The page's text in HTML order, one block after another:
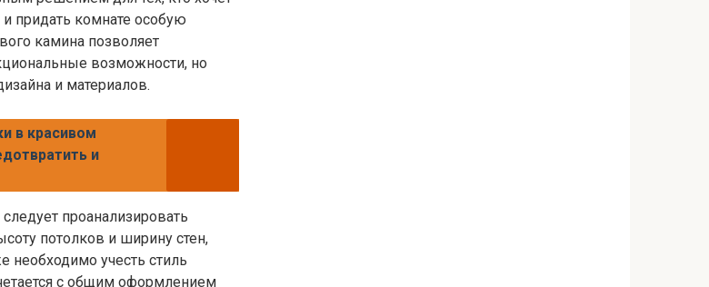
придать комнате особую
камина позволяет
возможности, но
и материалов.
в красивом
и
проанализировать
потолков и ширину стен,
необходимо учесть стиль
с общим оформлением